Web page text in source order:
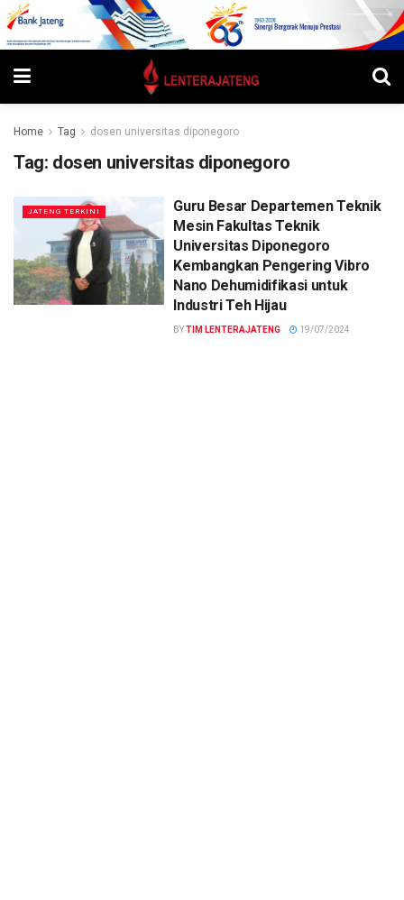
Home Tag dosen universitas diponegoro
Tag: dosen universitas diponegoro
JATENG TERKINI
Guru Besar Departemen Teknik
Mesin Fakultas Teknik
Universitas Diponegoro
Kembangkan Pengering Vibro
Nano Dehumidifikasi untuk
Industri Teh Hijau
BYTIM LENTERAJATENG 19/07/2024